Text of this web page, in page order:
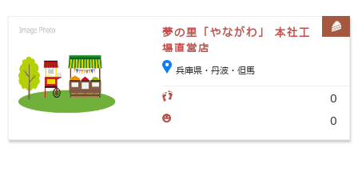
夢の里「やながわ」 本社工
場直営店
兵庫県・丹波・但馬
0
0